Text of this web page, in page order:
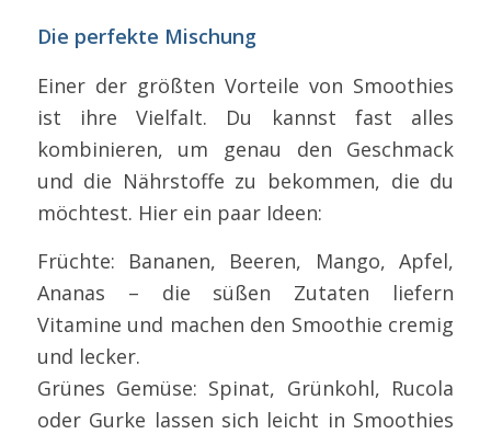
Die perfekte Mischung
Einer der größten Vorteile von Smoothies
ist ihre Vielfalt. Du kannst fast alles
kombinieren, um genau den Geschmack
und die Nährstoffe zu bekommen, die du
möchtest. Hier ein paar Ideen:
Früchte: Bananen, Beeren, Mango, Apfel,
Ananas – die süßen Zutaten liefern
Vitamine und machen den Smoothie cremig
und lecker.
Grünes Gemüse: Spinat, Grünkohl, Rucola
oder Gurke lassen sich leicht in Smoothies